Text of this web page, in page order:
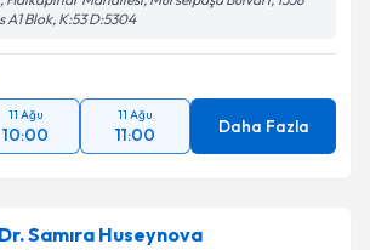
A1 Blok, K:53 D:5304
11 Ağu
10:00
11 Ağu
11:00 Daha Fazla
Samıra Huseynova